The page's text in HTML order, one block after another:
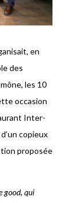
en
des
les 10
occasion
Inter-
copieux
proposée
good, qui